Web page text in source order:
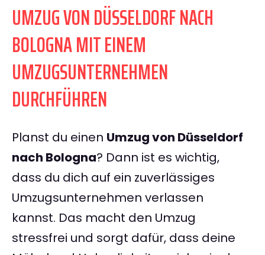
UMZUG VON DÜSSELDORF NACH
BOLOGNA MIT EINEM
UMZUGSUNTERNEHMEN
DURCHFÜHREN
Planst du einen Umzug von Düsseldorf
nach Bologna? Dann ist es wichtig,
dass du dich auf ein zuverlässiges
Umzugsunternehmen verlassen
kannst. Das macht den Umzug
stressfrei und sorgt dafür, dass deine